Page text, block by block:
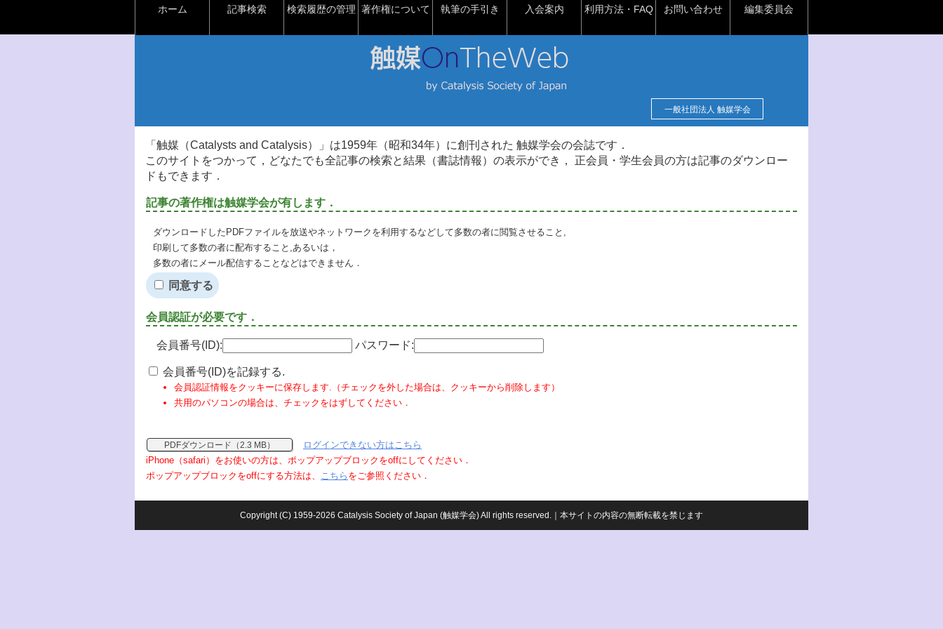
ホーム 記事検索 検索履歴の管理 著作権について 執筆の手引き 入会案内 利用方法・FAQ お問い合わせ 編集委員会
一般社団法人 触媒学会
「触媒（Catalysts and Catalysis）」は1959年（昭和34年）に創刊された 触媒学会の会誌です．
このサイトをつかって，どなたでも全記事の検索と結果（書誌情報）の表示ができ， 正会員・学生会員の方は記事のダウンロー
ドもできます．
記事の著作権は触媒学会が有します．
ダウンロードしたPDFファイルを放送やネットワークを利用するなどして多数の者に閲覧させること,
印刷して多数の者に配布すること,あるいは，
多数の者にメール配信することなどはできません．
同意する
会員認証が必要です．
会員番号(ID): パスワード:
会員番号(ID)を記録する.
会員認証情報をクッキーに保存します.（チェックを外した場合は、クッキーから削除します）
共用のパソコンの場合は、チェックをはずしてください．
PDFダウンロード（2.3 MB）
ログインできない方はこちら
iPhone（safari）をお使いの方は、ポップアップブロックをoffにしてください．
ポップアップブロックをoffにする方法は、 こちら をご参照ください．
Copyright (C) 1959-2026 Catalysis Society of Japan (触媒学会) All rights reserved.｜本サイトの内容の無断転載を禁じます